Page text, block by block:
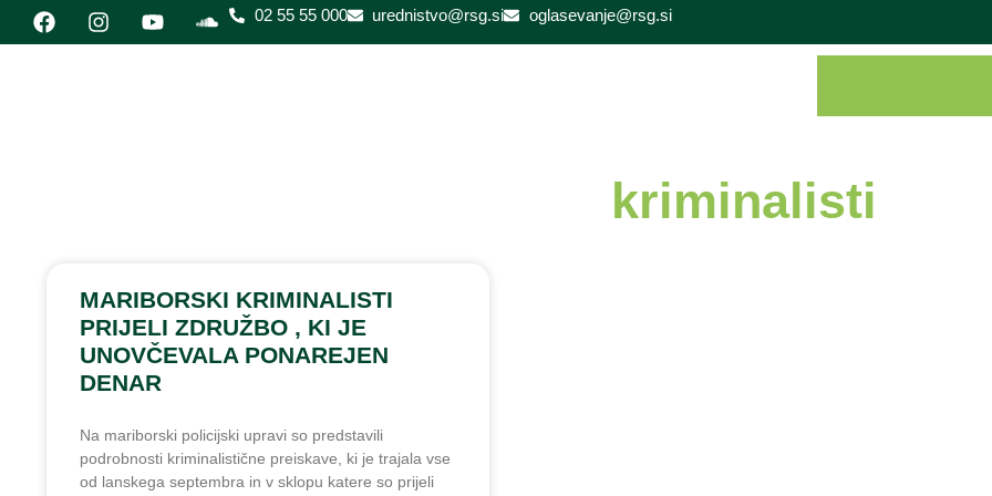
02 55 55 000 urednistvo@rsg.si oglasevanje@rsg.si
kriminalisti
MARIBORSKI KRIMINALISTI
PRIJELI ZDRUŽBO , KI JE
UNOVČEVALA PONAREJEN
DENAR
Na mariborski policijski upravi so predstavili
podrobnosti kriminalistične preiskave, ki je trajala vse
od lanskega septembra in v sklopu katere so prijeli